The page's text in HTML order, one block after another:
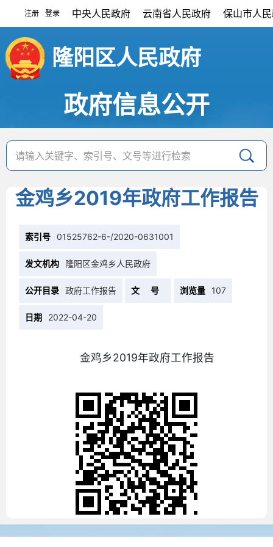
注册 登录 中央人民政府 云南省人民政府 保山市人
隆阳区人民政府
政府信息公开
金鸡乡2019年政府工作报告
索引号 01525762-6-/2020-0631001
发文机构 隆阳区金鸡乡人民政府
公开目录 政府工作报告 文 号 浏览量 107
日期 2022-04-20
金鸡乡2019年政府工作报告